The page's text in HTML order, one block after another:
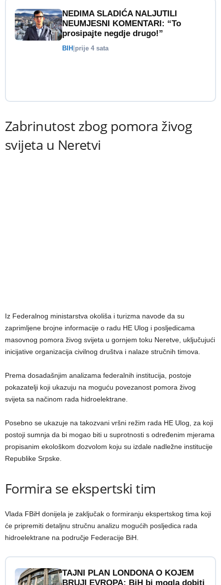
NEDIMA SLADIĆA NALJUTILI
NEUMJESNI KOMENTARI: “To
prosipajte negdje drugo!”
BIH prije 4 sata
Zabrinutost zbog pomora živog
svijeta u Neretvi
Iz Federalnog ministarstva okoliša i turizma navode da su
zaprimljene brojne informacije o radu HE Ulog i posljedicama
masovnog pomora živog svijeta u gornjem toku Neretve, uključujući
inicijative organizacija civilnog društva i nalaze stručnih timova.
Prema dosadašnjim analizama federalnih institucija, postoje
pokazatelji koji ukazuju na moguću povezanost pomora živog
svijeta sa načinom rada hidroelektrane.
Posebno se ukazuje na takozvani vršni režim rada HE Ulog, za koji
postoji sumnja da bi mogao biti u suprotnosti s određenim mjerama
propisanim ekološkom dozvolom koju su izdale nadležne institucije
Republike Srpske.
Formira se ekspertski tim
Vlada FBiH donijela je zaključak o formiranju ekspertskog tima koji
će pripremiti detaljnu stručnu analizu mogućih posljedica rada
hidroelektrane na područje Federacije BiH.
TAJNI PLAN LONDONA O KOJEM
BRUJI EVROPA: BiH bi mogla dobiti